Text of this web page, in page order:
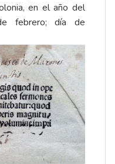
en el año del
febrero; día de